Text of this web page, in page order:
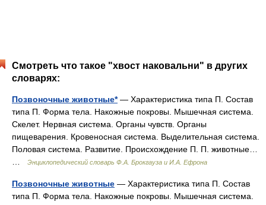
Смотреть что такое "хвост наковальни" в других
словарях:
Позвоночные животные*— Характеристика типа П. Состав
типа П. Форма тела. Накожные покровы. Мышечная система.
Скелет. Нервная система. Органы чувств. Органы
пищеварения. Кровеносная система. Выделительная система.
Половая система. Развитие. Происхождение П. П. животные…
Энциклопедический словарь Ф.А. Брокгауза и И.А. Ефрона
Позвоночные животные — Характеристика типа П. Состав
типа П. Форма тела. Накожные покровы. Мышечная система.